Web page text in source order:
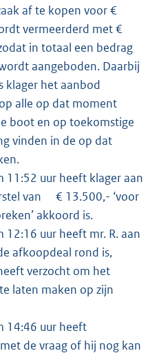
af te kopen voor €
vermeerderd met €
in totaal een bedrag
aangeboden. Daarbij
klager het aanbod
alle op dat moment
boot en op toekomstige
vinden in de op dat
uur heeft klager aan
van € 13.500,- ‘voor
akkoord is.
uur heeft mr. R. aan
afkoopdeal rond is,
verzocht om het
laten maken op zijn
14:46 uur heeft
de vraag of hij nog kan